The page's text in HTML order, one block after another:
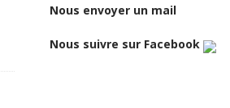
Nous envoyer un mail
Nous suivre sur Facebook